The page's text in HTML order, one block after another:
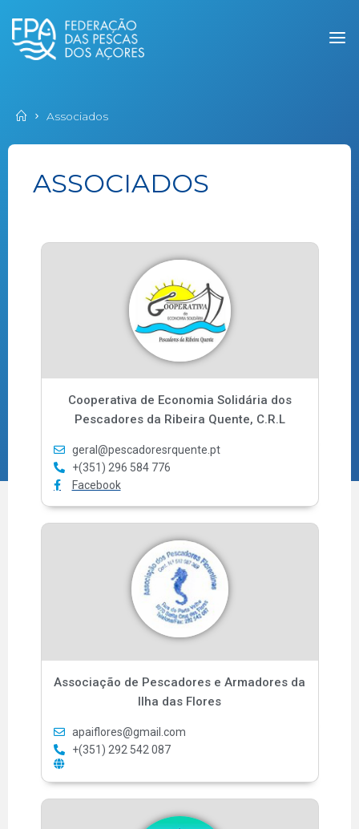
Associados
ASSOCIADOS
Cooperativa de Economia Solidária dos
Pescadores da Ribeira Quente, C.R.L
geral@pescadoresrquente.pt
+(351) 296 584 776
Facebook
Associação de Pescadores e Armadores da
Ilha das Flores
apaiflores@gmail.com
+(351) 292 542 087